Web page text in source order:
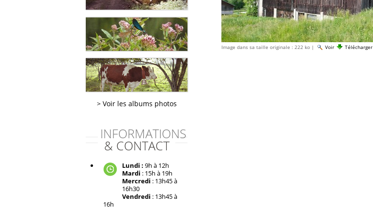
Voir les albums photos
INFORMATIONS
& CONTACT
Lundi : 9h à 12h
Mardi : 15h à 19h
Mercredi : 13h45 à
16h30
Vendredi : 13h45 à
16h
Image dans sa taille originale : 222 ko | Voir Télécharger